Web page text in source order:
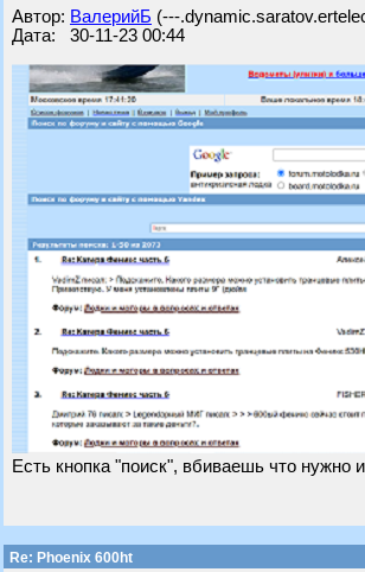
Автор: ВалерийБ (---
Дата: 30-11-23 00:44
Есть кнопка "поиск", вбиваешь что
Re: Phoenix 600ht